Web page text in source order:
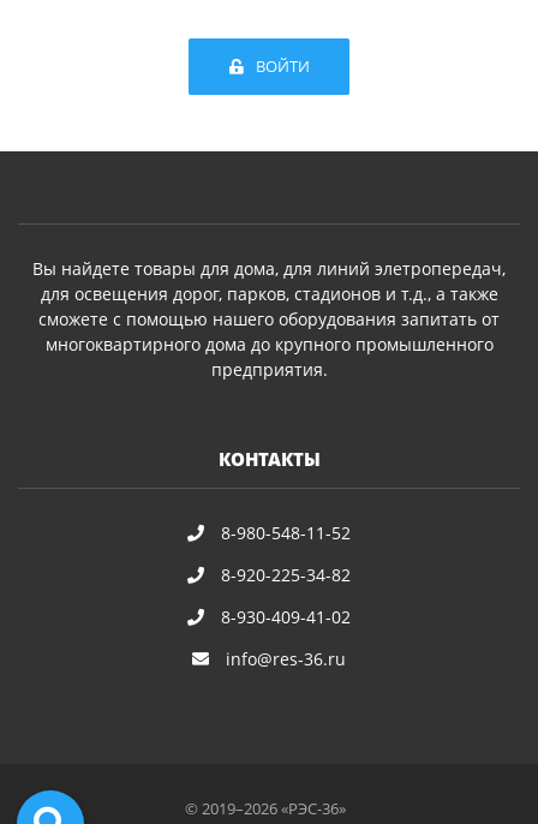
ВОЙТИ
Вы найдете товары для дома, для линий элетропередач,
для освещения дорог, парков, стадионов и т.д., а также
сможете с помощью нашего оборудования запитать от
многоквартирного дома до крупного промышленного
предприятия.
КОНТАКТЫ
8-980-548-11-52
8-920-225-34-82
8-930-409-41-02
info@res-36.ru
© 2019–2026 «РЭС-36»